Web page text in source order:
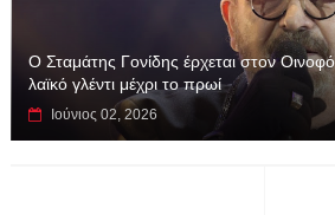
Ο Σταμάτης Γονίδης έρχεται στον
λαϊκό γλέντι μέχρι το πρωί
Ιούνιος 02, 2026